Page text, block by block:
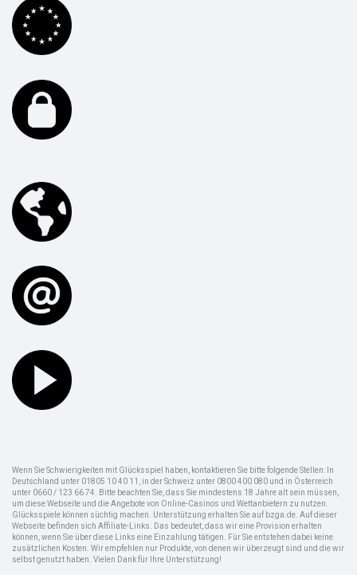
Wenn Sie Schwierigkeiten mit Glücksspiel haben, kontaktieren Sie bitte folgende Stellen: In
Deutschland unter 01805 10 40 11, in der Schweiz unter 0800 400 080 und in Österreich
unter 0660 / 123 66 74. Bitte beachten Sie, dass Sie mindestens 18 Jahre alt sein müssen,
um diese Webseite und die Angebote von Online-Casinos und Wettanbietern zu nutzen.
Glücksspiele können süchtig machen. Unterstützung erhalten Sie auf bzga.de. Auf dieser
Webseite befinden sich Affiliate-Links. Das bedeutet, dass wir eine Provision erhalten
können, wenn Sie über diese Links eine Einzahlung tätigen. Für Sie entstehen dabei keine
zusätzlichen Kosten. Wir empfehlen nur Produkte, von denen wir überzeugt sind und die wir
selbst genutzt haben. Vielen Dank für Ihre Unterstützung!